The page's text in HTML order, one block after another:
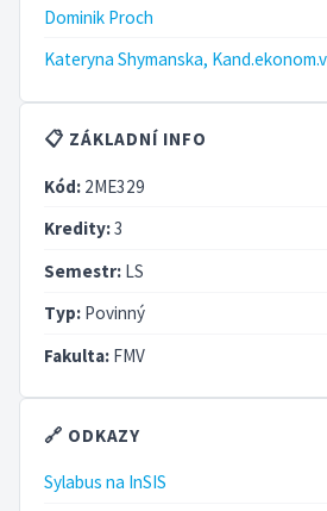
Dominik Proch
Kateryna Shymanska,
📋 ZÁKLADNÍ INFO
Kód: 2ME329
Kredity:3
Semestr: LS
Typ: Povinný
Fakulta: FMV
🔗 ODKAZY
Sylabus na InSIS